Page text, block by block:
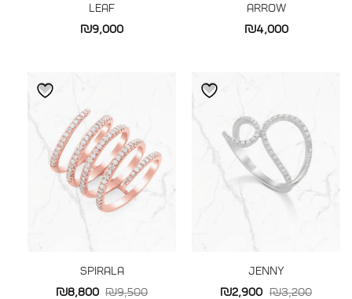
ARROW
₪4,000
LEAF
₪9,000
JENNY
₪3,200 המחיר₪2,900 המחיר
SPIRALA
₪9,500 המחיר₪8,800